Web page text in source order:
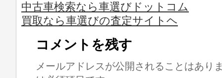
中古車検索なら車選びドットコム
買取なら車選びの査定サイトヘ
コメントを残す
メールアドレスが公開されることはあり